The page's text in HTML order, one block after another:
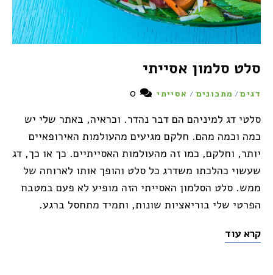
סלט סלמון אסייתי
דגים/ מתכונים / אסייתי 0
סלטי דג למיניהם הם דבר נהדר. וכראיה, באתר שלי יש
כמה וכמה מהם. חלקם מגיעים מהעולמות האירופאיים
יותר, וחלקם, כמו זה מהעולמות האסייתיים. כך או כך, דג
שעשוי כהלכתו משדרג כל סלט והופך אותו לארוחה של
ממש. סלט הסלמון האסייתי הזה מופיע לא פעם במטבח
הפרטי שלי בוריאציות שונות, ותמיד מתחסל ברגע.
קרא עוד